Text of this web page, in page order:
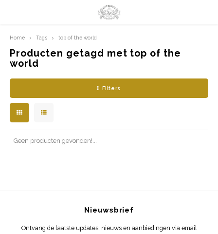
Hoofdmenu / limited prints
LIMITED PRINTS
AMSTERDAM
CLASSIC LADIES
Hoofdmenu
Taal
English
Home Tags top of the world
Producten getagd met top of the
world
Filters
Geen producten gevonden!...
Nieuwsbrief
Ontvang de laatste updates, nieuws en aanbiedingen via email